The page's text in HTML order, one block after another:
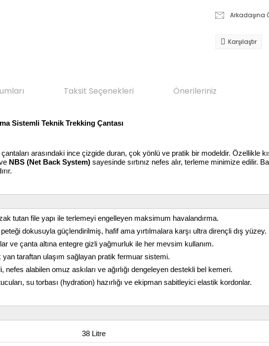
Arkadaşına
Karşılaştır
Taksit Seçenekleri Önerileriniz
Sistemli Teknik Trekking Çantası
arasındaki ince çizgide duran, çok yönlü ve pratik bir modeldir. Özellikle
NBS (Net Back System) sayesinde sırtınız nefes alır, terleme minimize edilir.
tutan file yapı ile terlemeyi engelleyen maksimum havalandırma.
peteği dokusuyla güçlendirilmiş, hafif ama yırtılmalara karşı ultra dirençli dış yüzey.
ve çanta altına entegre gizli yağmurluk ile her mevsim kullanım.
taraftan ulaşım sağlayan pratik fermuar sistemi.
nefes alabilen omuz askıları ve ağırlığı dengeleyen destekli bel kemeri.
su torbası (hydration) hazırlığı ve ekipman sabitleyici elastik kordonlar.
38 Litre